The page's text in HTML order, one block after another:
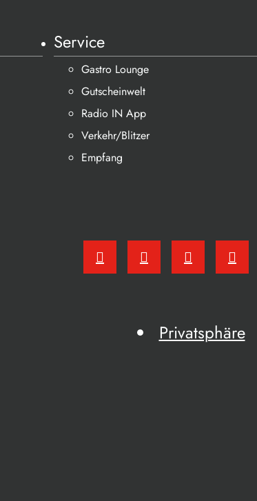
Service
Gastro Lounge
Gutscheinwelt
Radio IN App
Verkehr/Blitzer
Empfang
Privatsphäre